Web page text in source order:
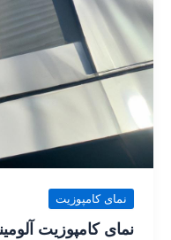
نمای کامپوزیت
نمای کامپوزیت